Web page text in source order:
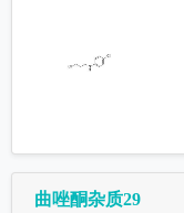
曲唑酮杂质29